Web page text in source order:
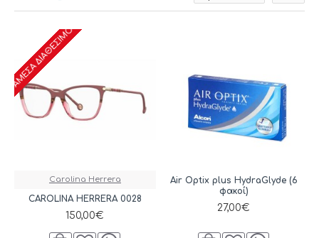
ΆΜΕΣΑ ΔΙΑΘΈΣΙΜΟ
Carolina Herrera
CAROLINA HERRERA 0028
150,00€
Air Optix plus HydraGlyde (6
φακοί)
27,00€